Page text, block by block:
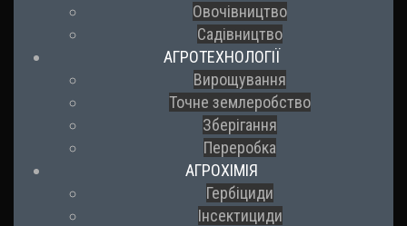
Овочівництво
Садівництво
АГРОТЕХНОЛОГІЇ
Вирощування
Точне землеробство
Зберігання
Переробка
АГРОХІМІЯ
Гербіциди
Інсектициди